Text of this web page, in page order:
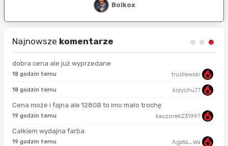
Bolkox
Najnowsze komentarze
dobra cena ale już wyprzedane
18 godzin temu trudlewski
18 godzin temu krzychu77
Cena może i fajna ale 128GB to imo mało trochę
19 godzin temu kaczorek231997
Całkiem wydajna farba
19 godzin temu Agata_Wa